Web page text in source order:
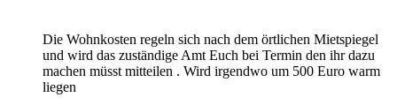
Die Wohnkosten regeln sich nach dem örtlichen Mietspiegel
und wird das zuständige Amt Euch bei Termin den ihr dazu
machen müsst mitteilen . Wird irgendwo um 500 Euro warm
liegen